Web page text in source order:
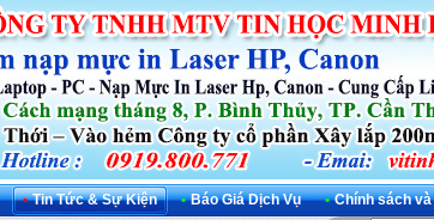
• Tin Tức & Sự Kiện • Báo Giá Dịch Vụ • Chính sách